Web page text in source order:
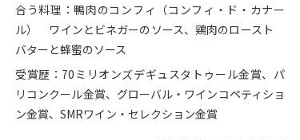
合う料理：鴨肉のコンフィ（コンフィ・ド・カナー
ル） ワインとビネガーのソース、鶏肉のロースト
バターと蜂蜜のソース
受賞歴：70ミリオンズデギュスタトゥール金賞、パ
リコンクール金賞、グローバル・ワインコペティショ
ン金賞、SMRワイン・セレクション金賞